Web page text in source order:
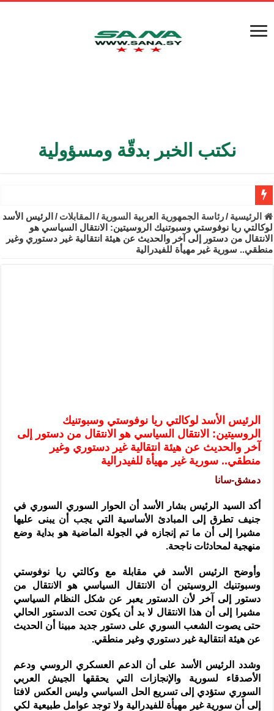
نكتب الخبر بدقّة ومسؤولية
الأمن الداخلي يعثر على مقبرة جماعية في ريف اللاذقية تضم 9 جثامين
الوزير الشيباني يبحث في باريس تعزيز الاستقرار في سوريا
برنية: مرسوم بإعفاء مستهلكي الكهرباء المنزلية والتجارية والصناعية
الرئيسية /رئاسة الجمهورية العربية السورية / المقابلات / الرئيس الأسد
لوكالتي ريا نوفوستي وسبوتنيك الروسيتين: الانتقال السياسي هو
الانتقال من دستور إلى آخر والحديث عن هيئة انتقالية غير دستوري وغير
منطقي.. سورية غير مهيأة للفيدرالية
الرئيس الأسد لوكالتي ريا نوفوستي وسبوتنيك
الروسيتين: الانتقال السياسي هو الانتقال من دستور إلى
آخر والحديث عن هيئة انتقالية غير دستوري وغير
منطقي.. سورية غير مهيأة للفيدرالية
دمشق-سانا
أكد السيد الرئيس بشار الأسد أن الحوار السوري السوري في
جنيف تطرق إلى المبادئ الأساسية التي يجب أن يبنى عليها
مشيرا إلى أن ما تم إنجازه في الجولة الماضية هو بداية وضع
منهجية لمحادثات ناجحة.
وأوضح الرئيس الأسد في مقابلة مع وكالتي ريا نوفوستي
وسبوتنيك الروسيتين أن الانتقال السياسي هو الانتقال من
دستور إلى آخر لأن الدستور يعبر عن شكل النظام السياسي
مشيرا إلى أن هذا الانتقال لا بد أن يكون تحت الدستور الحالي
حتى يصوت الشعب السوري على دستور جديد مبينا أن الحديث
عن هيئة انتقالية غير دستوري وغير منطقي.
وشدد الرئيس الأسد على أن الدعم العسكري الروسي ودعم
الأصدقاء لسورية والإنجازات التي يحققها الجيش العربي
السوري ستؤدي إلى تسريع الحل السياسي وليس العكس لافتا
إلى أن سورية غير مهيأة للفيدرالية ولا توجد عوامل طبيعية لكي